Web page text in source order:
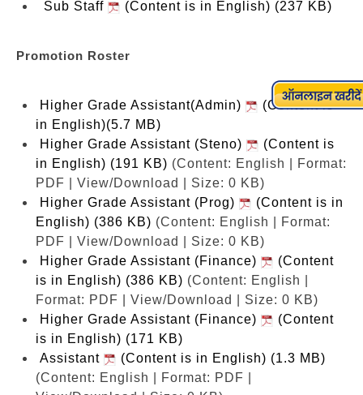
Sub Staff
(Content is in English) (237 KB)
Promotion Roster
Higher Grade Assistant(Admin)
(Content is
in English)(5.7 MB)
Higher Grade Assistant (Steno)
(Content is
in English) (191 KB) (Content: English | Format:
PDF | View/Download | Size: 0 KB)
Higher Grade Assistant (Prog)
(Content is in
English) (386 KB) (Content: English | Format:
PDF | View/Download | Size: 0 KB)
Higher Grade Assistant (Finance)
(Content
is in English) (386 KB) (Content: English |
Format: PDF | View/Download | Size: 0 KB)
Higher Grade Assistant (Finance)
(Content
is in English) (171 KB)
Assistant
(Content is in English) (1.3 MB)
(Content: English | Format: PDF |